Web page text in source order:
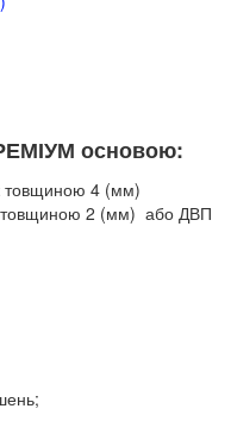
основою:
товщиною 4 (мм)
2 (мм) або ДВП